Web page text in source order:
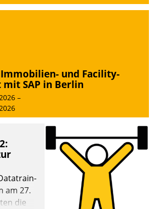
Immobilien- und Facility-
SAP in Berlin
–
am 27.
die